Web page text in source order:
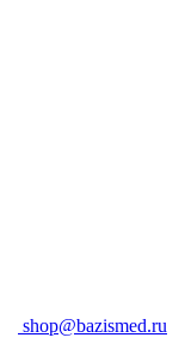
shop@bazismed.ru